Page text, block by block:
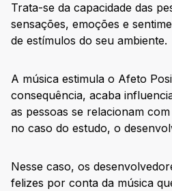
Trata-se da capacidade das
sensações, emoções e
de estímulos do seu ambiente.
A música estimula o Afeto
consequência, acaba
as pessoas se relacionam
no caso do estudo, o
Nesse caso, os
felizes por conta da música